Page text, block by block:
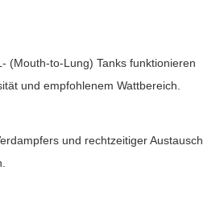
(Mouth-to-Lung) Tanks funktionieren
und empfohlenem Wattbereich.
und rechtzeitiger Austausch